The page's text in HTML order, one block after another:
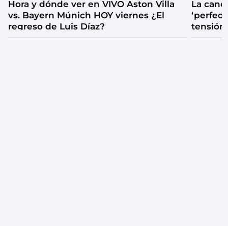
Hora y dónde ver en VIVO Aston Villa
vs. Bayern Múnich HOY viernes ¿El
regreso de Luis Díaz?
La
tensión
catarsis